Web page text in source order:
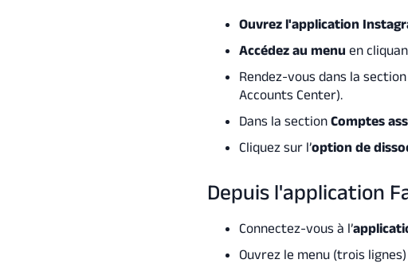
Ouvrez l'application
Accédez au menu en
Rendez-vous dans la section
Accounts Center).
Dans la sectionComptes
Cliquez sur l’option de
Depuis l'application
Connectez-vous à l’
Ouvrez le menu (trois